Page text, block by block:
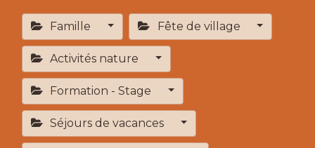
Famille Fête de village
Activités nature
Formation - Stage
Séjours de vacances